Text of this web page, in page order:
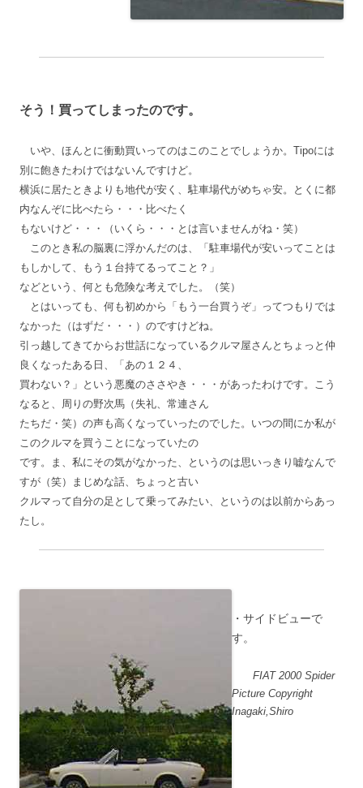
そう！買ってしまったのです。
いや、ほんとに衝動買いってのはこのことでしょうか。Tipoには
別に飽きたわけではないんですけど。
横浜に居たときよりも地代が安く、駐車場代がめちゃ安。とくに都
内なんぞに比べたら・・・比べたく
もないけど・・・（いくら・・・とは言いませんがね・笑）
このとき私の脳裏に浮かんだのは、「駐車場代が安いってことは
もしかして、もう１台持てるってこと？」
などという、何とも危険な考えでした。（笑）
とはいっても、何も初めから「もう一台買うぞ」ってつもりでは
なかった（はずだ・・・）のですけどね。
引っ越してきてからお世話になっているクルマ屋さんとちょっと仲
良くなったある日、「あの１２４、
買わない？」という悪魔のささやき・・・があったわけです。こう
なると、周りの野次馬（失礼、常連さん
たちだ・笑）の声も高くなっていったのでした。いつの間にか私が
このクルマを買うことになっていたの
です。ま、私にその気がなかった、というのは思いっきり嘘なんで
すが（笑）まじめな話、ちょっと古い
クルマって自分の足として乗ってみたい、というのは以前からあっ
たし。
・サイドビューで
す。
FIAT 2000 Spider
Picture Copyright
Inagaki,Shiro